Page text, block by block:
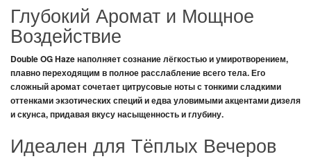
Глубокий Аромат и Мощное
Воздействие
Double OG Hazeнаполняет сознание лёгкостью и умиротворением,
плавно переходящим в полное расслабление всего тела. Его
сложный аромат сочетает цитрусовые ноты с тонкими сладкими
оттенками экзотических специй и едва уловимыми акцентами дизеля
и скунса, придавая вкусу насыщенность и глубину.
Идеален для Тёплых Вечеров